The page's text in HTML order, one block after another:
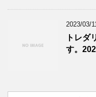
2023/03/
トレダ
す。